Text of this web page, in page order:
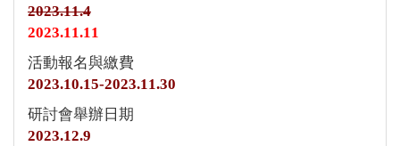
2023.11.4
2023.11.11
活動報名與繳費
2023.10.15-2023.11.30
研討會舉辦日期
2023.12.9